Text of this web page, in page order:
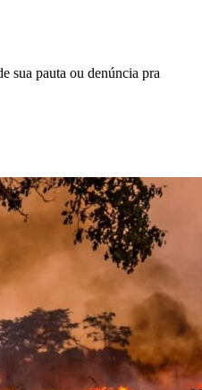
sua pauta ou denúncia pra